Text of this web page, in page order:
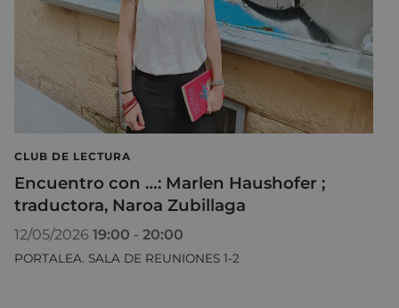
CLUB DE LECTURA
Encuentro con …: Marlen Haushofer ;
traductora, Naroa Zubillaga
12/05/2026 19:00 - 20:00
PORTALEA. SALA DE REUNIONES 1-2